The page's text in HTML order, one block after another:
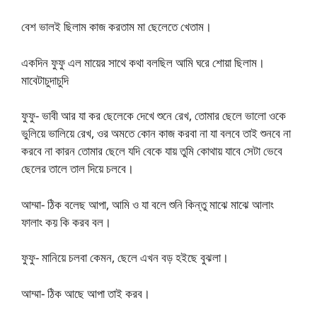
বেশ ভালই ছিলাম কাজ করতাম মা ছেলেতে খেতাম।
একদিন ফুফু এল মায়ের সাথে কথা বলছিল আমি ঘরে শোয়া ছিলাম।
মাবেটাচুদাচুদি
ফুফু- ভাবী আর যা কর ছেলেকে দেখে শুনে রেখ, তোমার ছেলে ভালো ওকে
ভুলিয়ে ভালিয়ে রেখ, ওর অমতে কোন কাজ করবা না যা বলবে তাই শুনবে না
করবে না কারন তোমার ছেলে যদি বেকে যায় তুমি কোথায় যাবে সেটা ভেবে
ছেলের তালে তাল দিয়ে চলবে।
আম্মা- ঠিক বলেছ আপা, আমি ও যা বলে শুনি কিন্তু মাঝে মাঝে আলাং
ফালাং কয় কি করব বল।
ফুফু- মানিয়ে চলবা কেমন, ছেলে এখন বড় হইছে বুঝলা।
আম্মা- ঠিক আছে আপা তাই করব।